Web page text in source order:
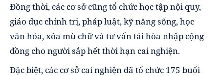
Đồng thời, các cơ sở cũng tổ chức học tập nội quy,
giáo dục chính trị, pháp luật, kỹ năng sống, học
văn hóa, xóa mù chữ và tư vấn tái hòa nhập cộng
đồng cho người sắp hết thời hạn cai nghiện.
Đặc biệt, các cơ sở cai nghiện đã tổ chức 175 buổi